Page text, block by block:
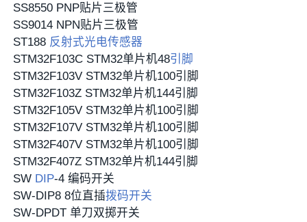
SS8550 PNP贴片三极管
SS9014 NPN贴片三极管
ST188 反射式光电传感器
STM32F103C STM32单片机48引脚
STM32F103V STM32单片机100引脚
STM32F103Z STM32单片机144引脚
STM32F105V STM32单片机100引脚
STM32F107V STM32单片机100引脚
STM32F407V STM32单片机100引脚
STM32F407Z STM32单片机144引脚
SW DIP-4 编码开关
SW-DIP8 8位直插拨码开关
SW-DPDT 单刀双掷开关